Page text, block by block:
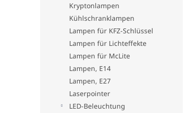
Kryptonlampen
Kühlschranklampen
Lampen für KFZ-Schlüssel
Lampen für Lichteffekte
Lampen für McLite
Lampen, E14
Lampen, E27
Laserpointer
LED-Beleuchtung